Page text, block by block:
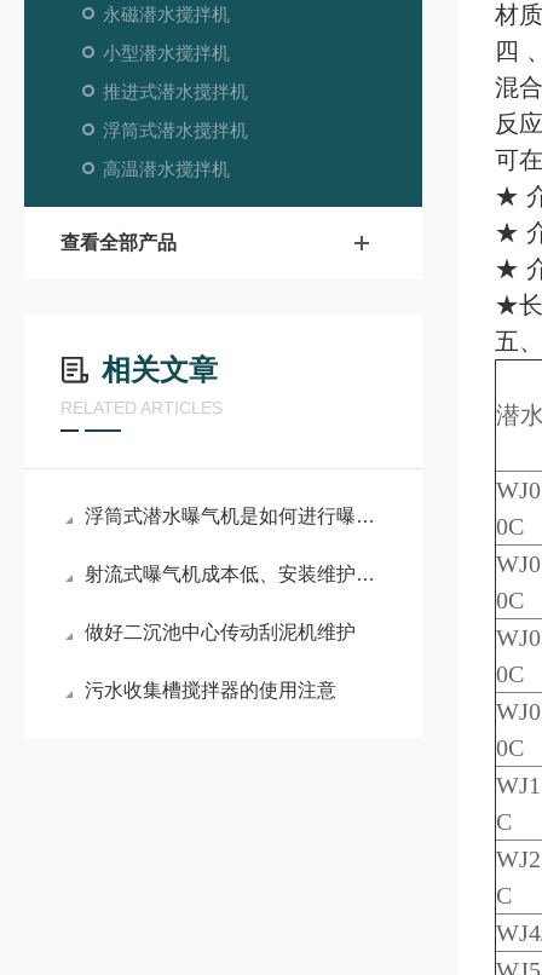
永磁潜水搅拌机
小型潜水搅拌机
推进式潜水搅拌机
浮筒式潜水搅拌机
高温潜水搅拌机
查看全部产品
相关文章
RELATED ARTICLES
浮筒式潜水曝气机是如何进行曝气的
射流式曝气机成本低、安装维护便捷
做好二沉池中心传动刮泥机维护
污水收集槽搅拌器的使用注意
材
四
混
反
可
★
★
★
★长
五、
潜
WJ
0C
WJ
0C
WJ
0C
WJ
0C
WJ
C
WJ
C
WJ